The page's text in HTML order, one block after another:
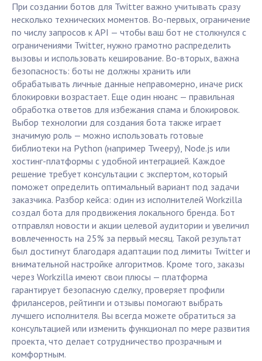
При создании ботов для Twitter важно учитывать сразу
несколько технических моментов. Во-первых, ограничение
по числу запросов к API — чтобы ваш бот не столкнулся с
ограничениями Twitter, нужно грамотно распределить
вызовы и использовать кеширование. Во-вторых, важна
безопасность: боты не должны хранить или
обрабатывать личные данные неправомерно, иначе риск
блокировки возрастает. Еще один нюанс — правильная
обработка ответов для избежания спама и блокировок.
Выбор технологии для создания бота также играет
значимую роль — можно использовать готовые
библиотеки на Python (например Tweepy), Node.js или
хостинг-платформы с удобной интеграцией. Каждое
решение требует консультации с экспертом, который
поможет определить оптимальный вариант под задачи
заказчика. Разбор кейса: один из исполнителей Workzilla
создал бота для продвижения локального бренда. Бот
отправлял новости и акции целевой аудитории и увеличил
вовлеченность на 25% за первый месяц. Такой результат
был достигнут благодаря адаптации под лимиты Twitter и
внимательной настройке алгоритмов. Кроме того, заказы
через Workzilla имеют свои плюсы — платформа
гарантирует безопасную сделку, проверяет профили
фрилансеров, рейтинги и отзывы помогают выбрать
лучшего исполнителя. Вы всегда можете обратиться за
консультацией или изменить функционал по мере развития
проекта, что делает сотрудничество прозрачным и
комфортным.